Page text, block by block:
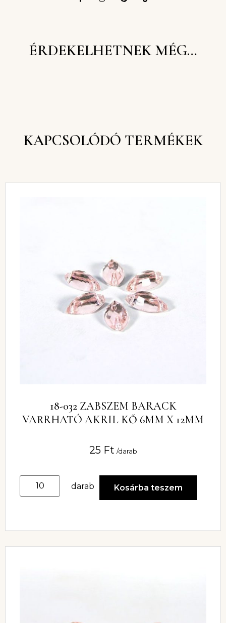
ÉRDEKELHETNEK MÉG…
KAPCSOLÓDÓ TERMÉKEK
18-032 ZABSZEM BARACK
VARRHATÓ AKRIL KŐ 6MM X 12MM
25 Ft /darab
darab Kosárba teszem